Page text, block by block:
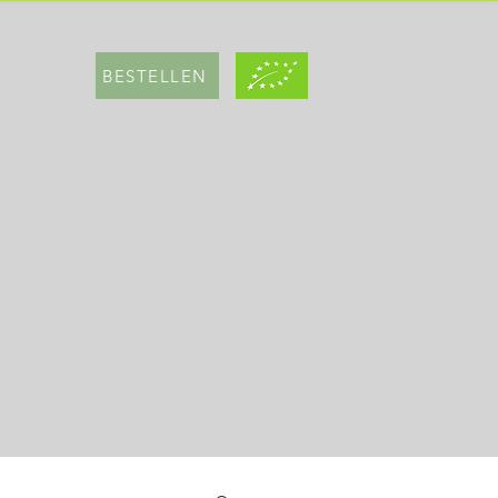
BESTELLEN